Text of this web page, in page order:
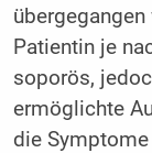
Patientin je
soporös,
ermöglichte
die